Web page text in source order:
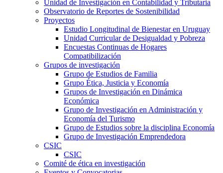
Unidad de Investigación en Contabilidad y Tributaria
Observatorio de Reportes de Sostenibilidad
Proyectos
Estudio Longitudinal de Bienestar en Uruguay
Unidad Curricular de Desigualdad y Pobreza
Encuestas Continuas de Hogares
Compatibilización
Grupos de investigación
Grupo de Estudios de Familia
Grupo Ética, Justicia y Economía
Grupos de Investigación en Dinámica
Económica
Grupo de Investigación en Administración y
Economía del Turismo
Grupo de Estudios sobre la disciplina Economía
Grupo de Investigación Emprendedora
CSIC
CSIC
Comité de ética en investigación